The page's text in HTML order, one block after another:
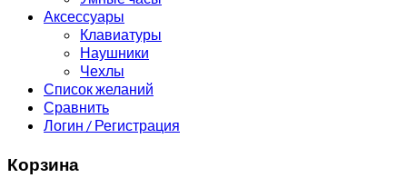
Аксессуары
Клавиатуры
Наушники
Чехлы
Список желаний
Сравнить
Логин / Регистрация
Корзина